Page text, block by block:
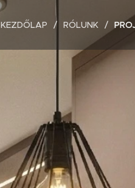
KEZDŐLAP RÓLUNK